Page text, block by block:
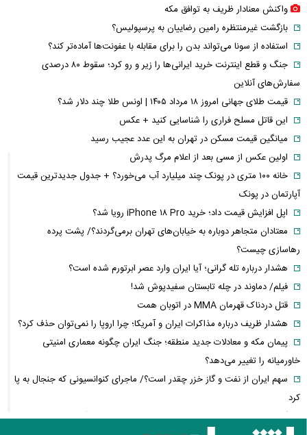
واکنش معنادار ظریف به توافق مکه
بازگشت غیرمنتظره رامین رضاییان به پرسپولیس؟
استفاده از سونا می‌تواند بدن را برای مقابله با عفونت‌ها آماده‌تر کند؟
جنگ و قطع اینترنت خرید ایرانی‌ها را زیر و رو کرد؛ سقوط ۸۰ درصدی
سفارش‌های آنلاین
قیمت طلای جهانی امروز ۱۸ مرداد ۱۴۰۵ | اونس طلا چند دلار شد؟
این قاتل مسلح فراری را شناسایی کنید + عکس
میانگین قیمت مسکن در تهران به این عدد عجیب رسید
اولین عکس از مسی بعد از اعلام مرگ پدرش
خانه ۱۰۰ متری در پونک چند میلیارد آب می‌خورد؟ + جدول جدیدترین قیمت
آپارتمان در پونک
اپل افزایش قیمت داد؛ خرید iPhone ۱۸ Pro رویا شد؟
معتادان متجاهر دوباره به خیابان‌های تهران برمی‌گردند؟/ پشت پرده
رهاسازی چیست؟
هشدار درباره تله گرانی؛ آیا ایران وارد عصر ابرتورم شده است؟
فیلم/ دماوند در چله تابستان سفیدپوش شد!
قتل دردناک قهرمان MMA در اتوبان همت
هشدار ظریف درباره مذاکرات ایران و آمریکا؛ چرا اروپا را نمی‌توان حذف کرد؟
پیمان مکه و معادلات جدید منطقه؛ جنگ ایران چگونه معماری امنیتی
خاورمیانه را تغییر می‌دهد؟
سهم ایران از نفت و گاز خزر چقدر است؟/ ماجرای کنوانسیونی که جنجال به پا
کرد
گواهینامه موتور برای زنان از چه زمانی صادر می‌شود؟ + آخرین خبر و جزئیات